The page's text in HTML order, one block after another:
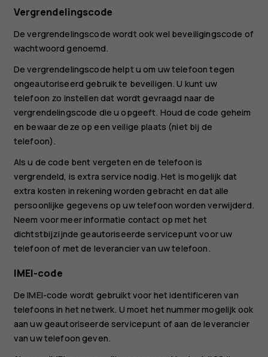
Vergrendelingscode
De vergrendelingscode wordt ook wel beveiligingscode of
wachtwoord genoemd.
De vergrendelingscode helpt u om uw telefoon tegen
ongeautoriseerd gebruik te beveiligen. U kunt uw
telefoon zo instellen dat wordt gevraagd naar de
vergrendelingscode die u opgeeft. Houd de code geheim
en bewaar deze op een veilige plaats (niet bij de
telefoon).
Als u de code bent vergeten en de telefoon is
vergrendeld, is extra service nodig. Het is mogelijk dat
extra kosten in rekening worden gebracht en dat alle
persoonlijke gegevens op uw telefoon worden verwijderd.
Neem voor meer informatie contact op met het
dichtstbijzijnde geautoriseerde servicepunt voor uw
telefoon of met de leverancier van uw telefoon.
IMEI-code
De IMEI-code wordt gebruikt voor het identificeren van
telefoons in het netwerk. U moet het nummer mogelijk ook
aan uw geautoriseerde servicepunt of aan de leverancier
van uw telefoon geven.